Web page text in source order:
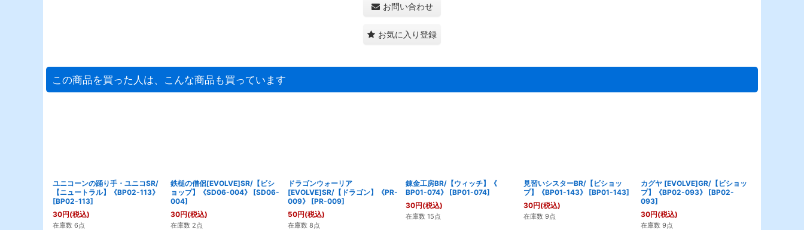
お問い合わせ
お気に入り登録
この商品を買った人は、こんな商品も買っています
ユニコーンの踊り手・ユニコSR/
【ニュートラル】《BP02-113》
[BP02-113]
30円(税込)
在庫数 6点
鉄槌の僧侶[EVOLVE]SR/【ビシ
ョップ】《SD06-004》
[SD06-
004]
30円(税込)
在庫数 2点
ドラゴンウォーリア
[EVOLVE]SR/【ドラゴン】《PR-
009》
[PR-009]
50円(税込)
在庫数 8点
錬金工房BR/【ウィッチ】《
BP01-074》
[BP01-074]
30円(税込)
在庫数 15点
見習いシスターBR/【ビショッ
プ】《BP01-143》
[BP01-143]
30円(税込)
在庫数 9点
カグヤ [EVOLVE]GR/【ビショッ
プ】《BP02-093》
[BP02-
093]
30円(税込)
在庫数 9点